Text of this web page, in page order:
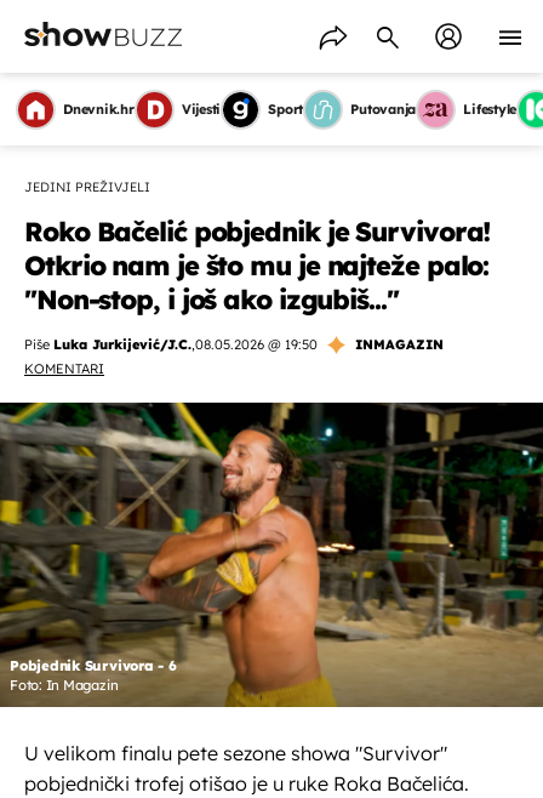
Dnevnik.hr Vijesti Sport Putovanja Lifestyle
JEDINI PREŽIVJELI
Roko Bačelić pobjednik je Survivora!
Otkrio nam je što mu je najteže palo:
''Non-stop, i još ako izgubiš...''
Piše Luka Jurkijević/J.C.,08.05.2026 @ 19:50
INMAGAZIN
KOMENTARI
Pobjednik Survivora - 6
Foto: In Magazin
U velikom finalu pete sezone showa "Survivor"
pobjednički trofej otišao je u ruke Roka Bačelića.
OMOGUĆI OBAVIJESTI